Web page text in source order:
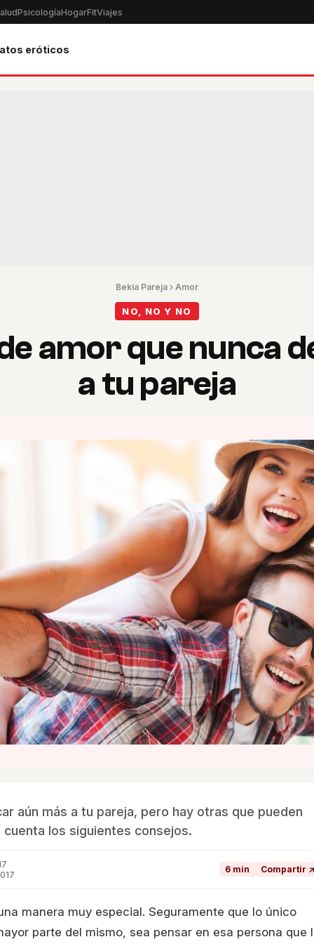
PsicologíaHogarFitViajes
eróticos
Bekia Pareja › Amor
NO, NO Y NO
amor que nunca
a tu pareja
aún más a tu pareja, pero hay otras que pueden
los siguientes consejos.
6 min Compartir ↗
manera muy especial. Seguramente que lo único
parte del mismo, sea pensar en esa persona que